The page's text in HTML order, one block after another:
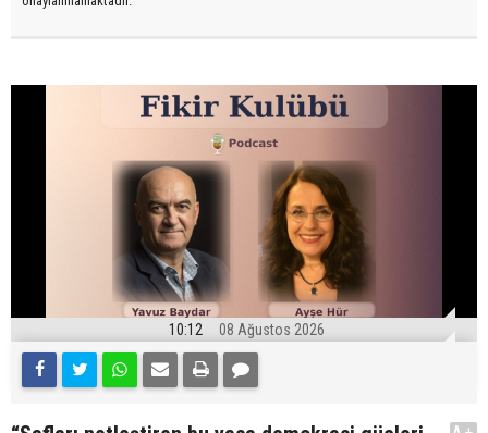
10:12 08 Ağustos 2026